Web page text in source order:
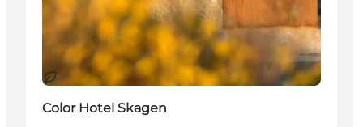
Sostenibile
Color Hotel Skagen